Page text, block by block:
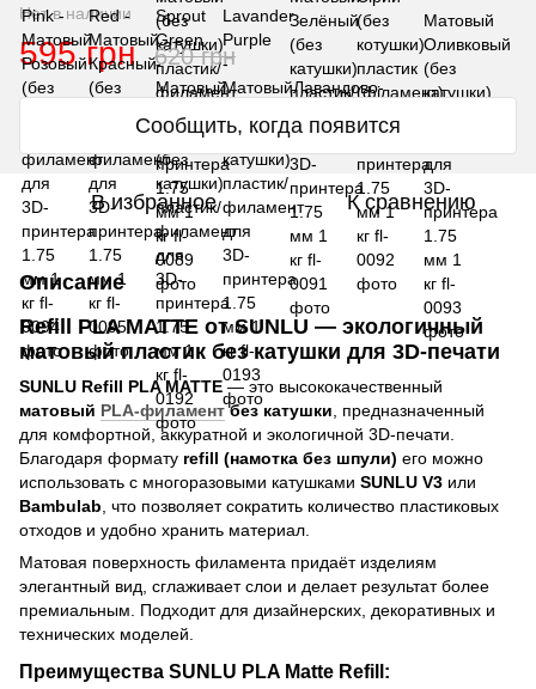
Нет в наличии
595 грн 620 грн
Сообщить, когда появится
В избранное К сравнению
Описание
Refill PLA MATTE от SUNLU — экологичный
матовый пластик без катушки для 3D-печати
SUNLU Refill PLA MATTE— это высококачественный
матовый PLA-филаментбез катушки, предназначенный
для комфортной, аккуратной и экологичной 3D-печати.
Благодаря формату refill (намотка без шпули) его можно
использовать с многоразовыми катушками SUNLU V3 или
Bambulab, что позволяет сократить количество пластиковых
отходов и удобно хранить материал.
Матовая поверхность филамента придаёт изделиям
элегантный вид, сглаживает слои и делает результат более
премиальным. Подходит для дизайнерских, декоративных и
технических моделей.
Преимущества SUNLU PLA Matte Refill: